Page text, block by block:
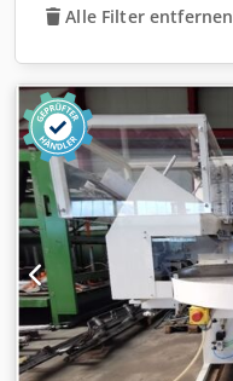
Alle Filter entfernen